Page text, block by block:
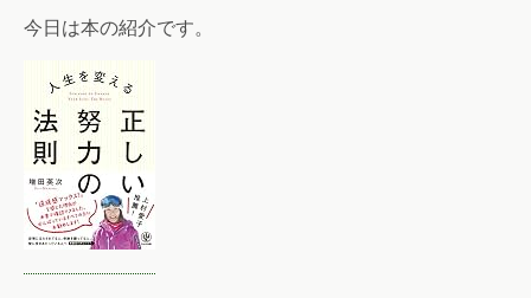
今日は本の紹介です。